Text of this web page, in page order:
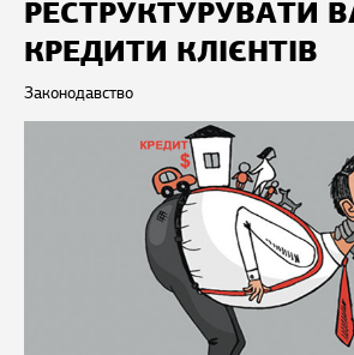
РЕСТРУКТУРУВАТИ
КРЕДИТИ КЛІЄНТІВ
Законодавство